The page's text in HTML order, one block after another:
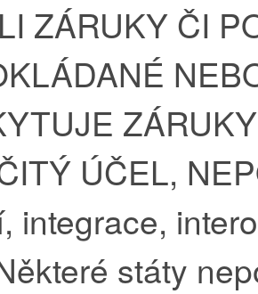
ZÁRUKY ČI
ÚČEL,
integrace,
státy